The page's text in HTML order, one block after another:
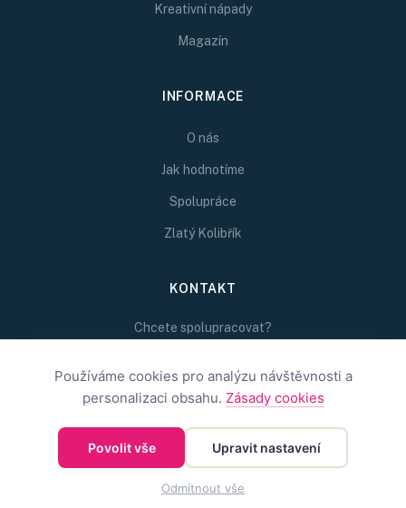
Kreativní nápady
Magazín
INFORMACE
O nás
Jak hodnotíme
Spolupráce
Zlatý Kolibřík
KONTAKT
Chcete spolupracovat?
redakce@inspirativni.cz
Inspirativní.cz — Inspirativní.cz s.r.o.
Používáme cookies pro analýzu návštěvnosti a
personalizaci obsahu. Zásady cookies
Povolit vše Upravit nastavení
Odmítnout vše